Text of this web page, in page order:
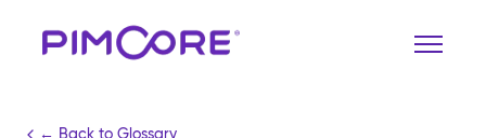
← Back to Glossary